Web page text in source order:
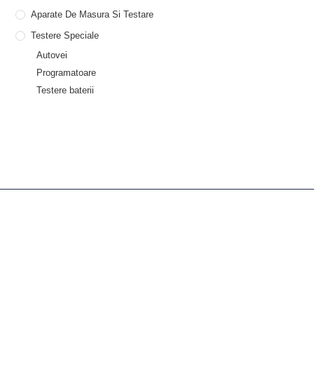
Aparate De Masura Si Testare
Testere Speciale
Autovei
Programatoare
Testere baterii